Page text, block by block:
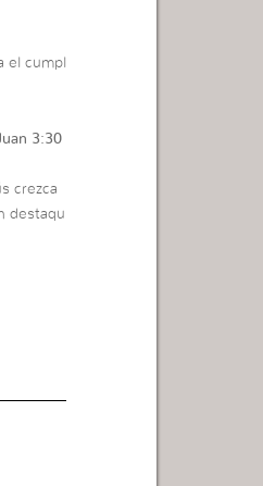
el cumpl
3:30
crezca
destaqu